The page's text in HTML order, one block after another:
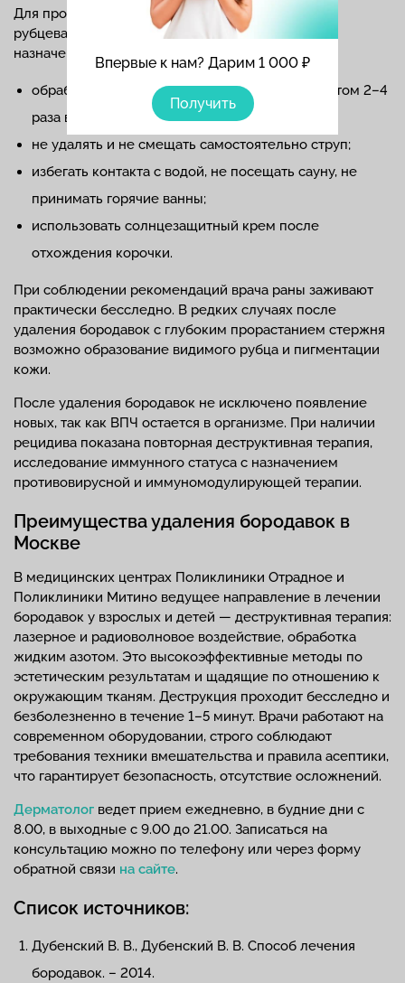
Впервые к нам? Дарим 1 000 ₽
Получить
Для профилактики возможных осложнений и
рубцевания ткани важно соблюдать врачебные
назначения в период заживления ран:
обрабатывать рану антисептическим препаратом 2–4
раза в сутки до полного отторжения корок;
не удалять и не смещать самостоятельно струп;
избегать контакта с водой, не посещать сауну, не
принимать горячие ванны;
использовать солнцезащитный крем после
отхождения корочки.
При соблюдении рекомендаций врача раны заживают
практически бесследно. В редких случаях после
удаления бородавок с глубоким прорастанием стержня
возможно образование видимого рубца и пигментации
кожи.
После удаления бородавок не исключено появление
новых, так как ВПЧ остается в организме. При наличии
рецидива показана повторная деструктивная терапия,
исследование иммунного статуса с назначением
противовирусной и иммуномодулирующей терапии.
Преимущества удаления бородавок в
Москве
В медицинских центрах Поликлиники Отрадное и
Поликлиники Митино ведущее направление в лечении
бородавок у взрослых и детей — деструктивная терапия:
лазерное и радиоволновое воздействие, обработка
жидким азотом. Это высокоэффективные методы по
эстетическим результатам и щадящие по отношению к
окружающим тканям. Деструкция проходит бесследно и
безболезненно в течение 1–5 минут. Врачи работают на
современном оборудовании, строго соблюдают
требования техники вмешательства и правила асептики,
что гарантирует безопасность, отсутствие осложнений.
Дерматолог ведет прием ежедневно, в будние дни с
8.00, в выходные с 9.00 до 21.00. Записаться на
консультацию можно по телефону или через форму
обратной связи на сайте.
Список источников:
Дубенский В. В., Дубенский В. В. Способ лечения
бородавок. – 2014.